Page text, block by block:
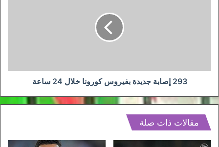
293 إصابة جديدة بفيروس كورونا خلال 24 ساعة
مقالات ذات صلة